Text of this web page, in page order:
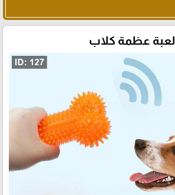
لعبة عظمة كلاب